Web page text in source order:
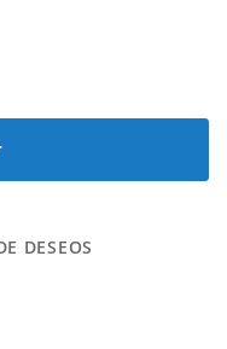
DESEOS